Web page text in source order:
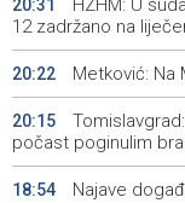
20:31
HZHM: U
12 zadržano na
20:22 Metković: Na
20:15
počast poginulim
18:54 Najave